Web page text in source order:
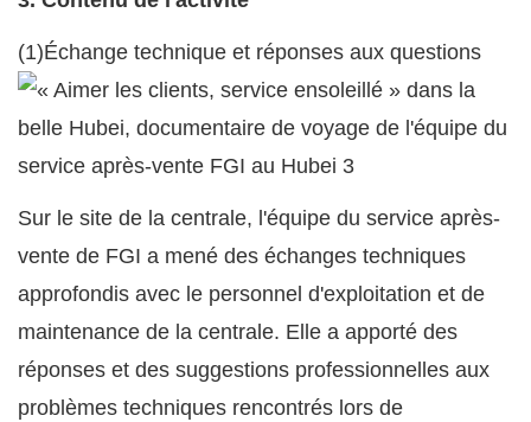
(1)Échange technique et réponses aux questions
Sur le site de la centrale, l'équipe du service après-
vente de FGI a mené des échanges techniques
approfondis avec le personnel d'exploitation et de
maintenance de la centrale. Elle a apporté des
réponses et des suggestions professionnelles aux
problèmes techniques rencontrés lors de